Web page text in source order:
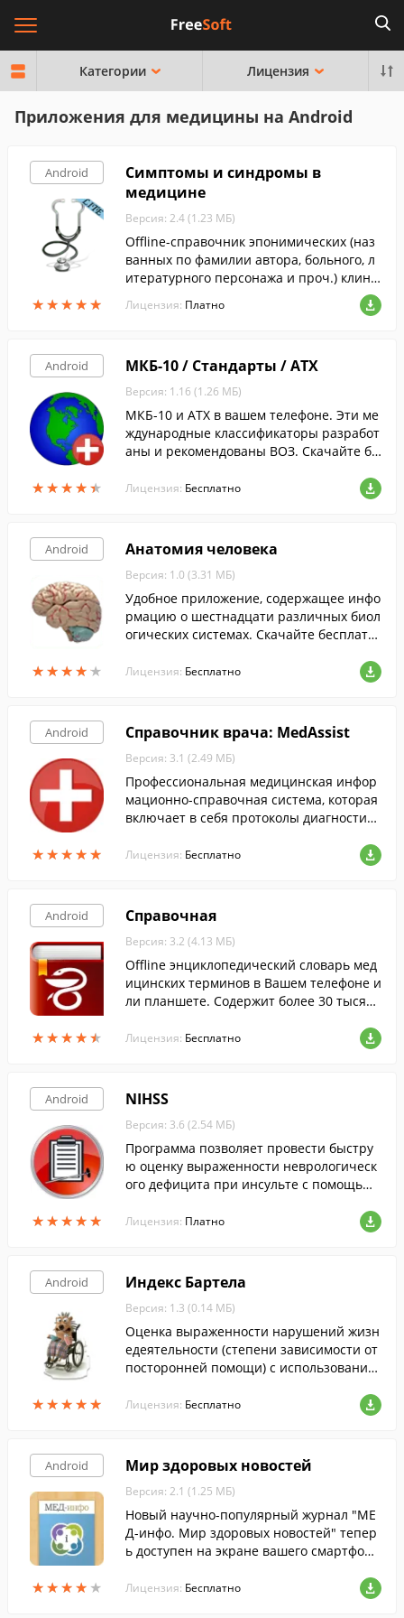
Категории Лицензия
Приложения для медицины на Android
Android
★★★★★
★★★★★
Симптомы и синдромы в
медицине
Версия: 2.4 (1.23 МБ)
Offline-справочник эпонимических (наз
ванных по фамилии автора, больного, л
итературного персонажа и проч.) клини
ческих симптомов различных заболеван
ий.
Лицензия: Платно
Android
★★★★★
★★★★★
МКБ-10 / Стандарты / АТХ
Версия: 1.16 (1.26 МБ)
МКБ-10 и АТХ в вашем телефоне. Эти ме
ждународные классификаторы разработ
аны и рекомендованы ВОЗ. Скачайте бе
Лицензия: Бесплатно
Android
★★★★★
★★★★★
Анатомия человека
Версия: 1.0 (3.31 МБ)
Удобное приложение, содержащее инфо
рмацию о шестнадцати различных биол
огических системах. Скачайте бесплатн
Лицензия: Бесплатно
Android
★★★★★
★★★★★
Справочник врача: MedAssist
Версия: 3.1 (2.49 МБ)
Профессиональная медицинская инфор
мационно-справочная система, которая
включает в себя протоколы диагностики
егистрированных лекарственных средст
Лицензия: Бесплатно
Android
★★★★★
★★★★★
Справочная
Версия: 3.2 (4.13 МБ)
Offline энциклопедический cловарь мед
ицинских терминов в Вашем телефоне и
ли планшете. Содержит более 30 тысяч
Лицензия: Бесплатно
Android
★★★★★
★★★★★
NIHSS
Версия: 3.6 (2.54 МБ)
Программа позволяет провести быстру
ю оценку выраженности неврологическ
ого дефицита при инсульте с помощью
ута здоровья (NIHSS).
Лицензия: Платно
Android
★★★★★
★★★★★
Индекс Бартела
Версия: 1.3 (0.14 МБ)
Оценка выраженности нарушений жизн
едеятельности (степени зависимости от
посторонней помощи) с использование
Лицензия: Бесплатно
Android
★★★★ ★
★★★★ ★
Мир здоровых новостей
Версия: 2.1 (1.25 МБ)
Новый научно-популярный журнал "МЕ
Д-инфо. Мир здоровых новостей" тепер
ь доступен на экране вашего смартфон
Лицензия: Бесплатно